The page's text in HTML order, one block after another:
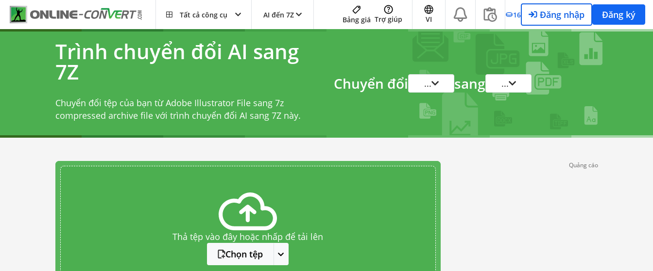
Tất cả công cụ AI đến 7Z
Bảng giá Trợ giúp VI 16 Đăng nhập Đăng ký
Trình chuyển đổi AI sang
7Z
Chuyển đổi tệp của bạn từ Adobe Illustrator File sang 7z
compressed archive file với trình chuyển đổi AI sang 7Znày.
Chuyển đổi ... sang ...
Thả tệp vào đây hoặc nhấp để tải lên
Chọn tệp
Quảng cáo